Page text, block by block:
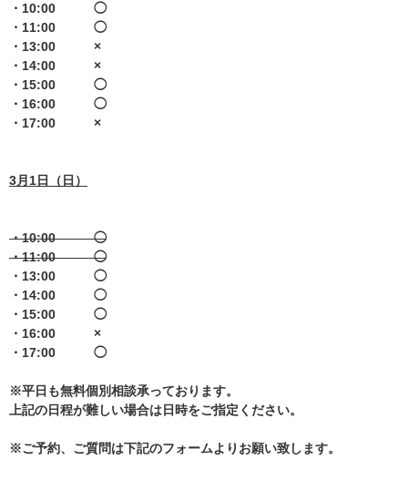
・10:00 ◯
・11:00 ◯
・13:00 ×
・14:00 ×
・15:00 ◯
・16:00 ◯
・17:00 ×
3月1日（日）
・10:00 ◯
・11:00 ◯
・13:00 ◯
・14:00 ◯
・15:00 ◯
・16:00 ×
・17:00 ◯
※平日も無料個別相談承っております。
上記の日程が難しい場合は日時をご指定ください。
※ご予約、ご質問は下記のフォームよりお願い致します。